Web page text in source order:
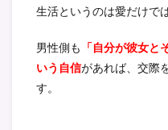
生活というのは愛だけで
男性側も
「自分が彼女と
いう自信があれば、交際
す。